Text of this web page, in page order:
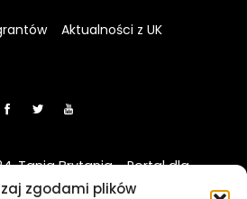
zgodami plików
Aktualności z UK
Tania Brytania - Portal dla
w UK